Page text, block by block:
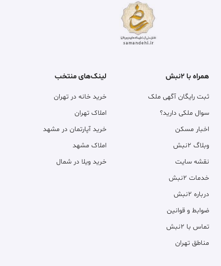
همراه با ۲نبش
ثبت رایگان آگهی ملک
سوال ملکی دارید؟
اخبار مسکن
وبلاگ ۲نبش
نقشه سایت
خدمات ۲نبش
درباره ۲نبش
ضوابط و قوانین
تماس با ۲نبش
مناطق تهران
لینک‌های منتخب
خرید خانه در تهران
املاک تهران
خرید آپارتمان در مشهد
املاک مشهد
خرید ویلا در شمال